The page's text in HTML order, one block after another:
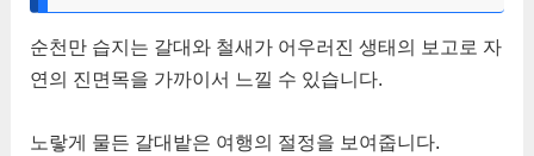
순천만 습지는 갈대와 철새가 어우러진 생태의 보고로 자
연의 진면목을 가까이서 느낄 수 있습니다.
노랗게 물든 갈대밭은 여행의 절정을 보여줍니다.